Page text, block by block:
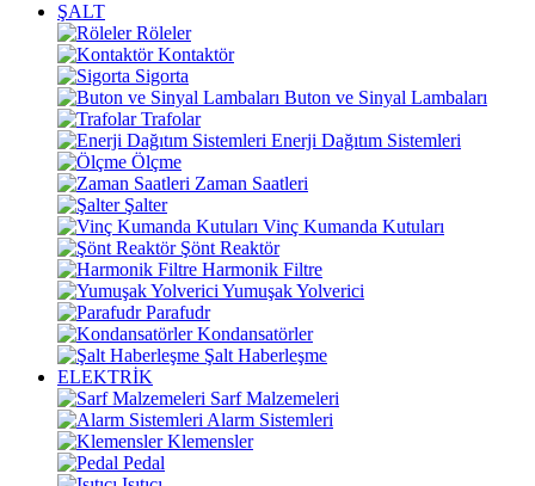
ŞALT
Röleler
Kontaktör
Sigorta
Buton ve Sinyal Lambaları
Trafolar
Enerji Dağıtım Sistemleri
Ölçme
Zaman Saatleri
Şalter
Vinç Kumanda Kutuları
Şönt Reaktör
Harmonik Filtre
Yumuşak Yolverici
Parafudr
Kondansatörler
Şalt Haberleşme
ELEKTRİK
Sarf Malzemeleri
Alarm Sistemleri
Klemensler
Pedal